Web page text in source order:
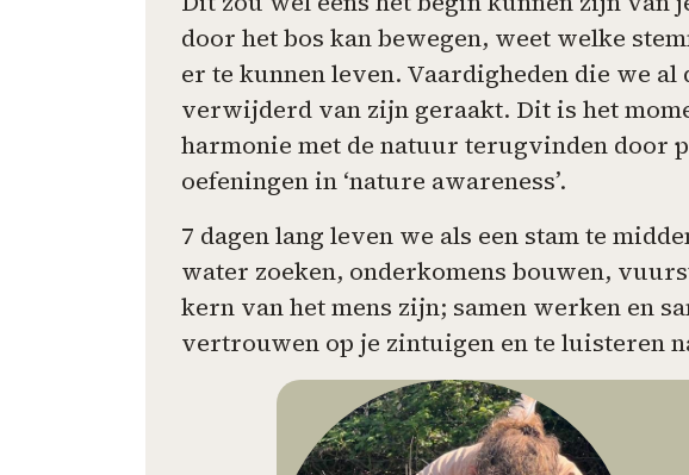
door het bos kan bewegen, weet welke
er te kunnen leven. Vaardigheden die we
verwijderd van zijn geraakt. Dit is het
harmonie met de natuur terugvinden door
oefeningen in ‘nature awareness’.
7 dagen lang leven we als een stam te
water zoeken, onderkomens bouwen,
kern van het mens zijn; samen werken en
vertrouwen op je zintuigen en te luisteren